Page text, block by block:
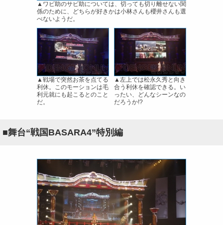
▲ワビ助のサビ助については、切っても切り離せない関
係のために、どちらが好きかは小林さんも櫻井さんも選
べないようだ。
▲戦場で突然お茶を点てる
利休。このモーションは毛
利元就にも起こるとのこと
だ。
▲左上では松永久秀と向き
合う利休を確認できる。い
ったい、どんなシーンなの
だろうか!?
■舞台“戦国BASARA4”特別編